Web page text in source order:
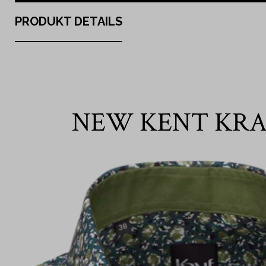
PRODUKT DETAILS
NEW KENT